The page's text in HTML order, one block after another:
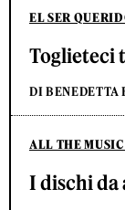
EL SER
Toglieteci
DI BENEDETTA
ALL THE
I dischi da